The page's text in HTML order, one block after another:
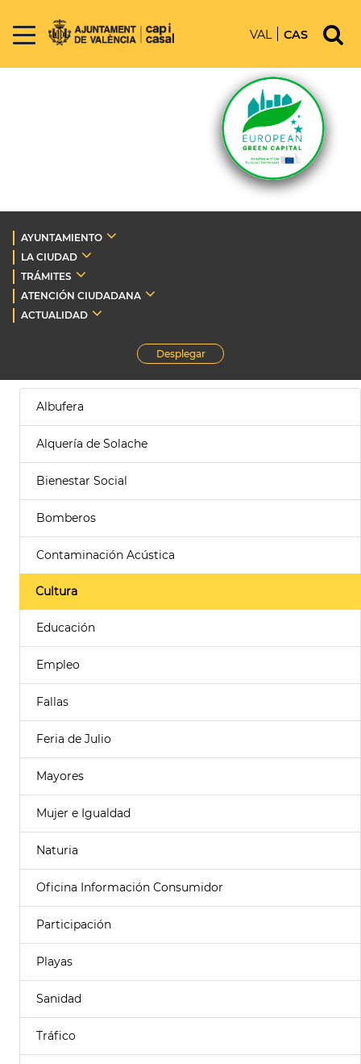
VAL CAS
AYUNTAMIENTO
LA CIUDAD
TRÁMITES
ATENCIÓN CIUDADANA
ACTUALIDAD
Desplegar
Albufera
Alquería de Solache
Bienestar Social
Bomberos
Contaminación Acústica
Cultura
Educación
Empleo
Fallas
Feria de Julio
Mayores
Mujer e Igualdad
Naturia
Oficina Información Consumidor
Participación
Playas
Sanidad
Tráfico